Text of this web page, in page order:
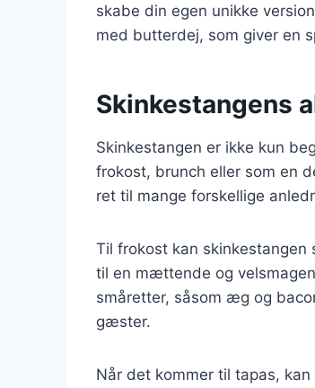
skabe din egen unikke
med butterdej, som giver en
Skinkestangens
Skinkestangen er ikke kun
frokost, brunch eller som en
ret til mange forskellige
Til frokost kan
til en mættende og
småretter, såsom æg og
gæster.
Når det kommer til tapas,